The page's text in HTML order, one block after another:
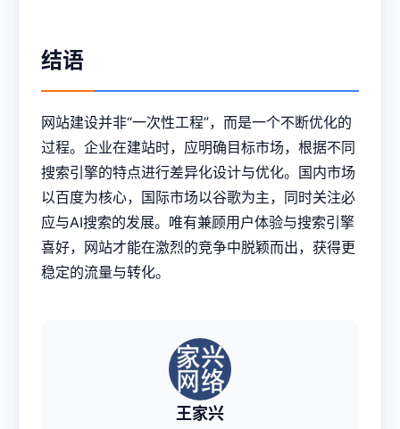
结语
网站建设并非“一次性工程”，而是一个不断优化的
过程。企业在建站时，应明确目标市场，根据不同
搜索引擎的特点进行差异化设计与优化。国内市场
以百度为核心，国际市场以谷歌为主，同时关注必
应与AI搜索的发展。唯有兼顾用户体验与搜索引擎
喜好，网站才能在激烈的竞争中脱颖而出，获得更
稳定的流量与转化。
王家兴